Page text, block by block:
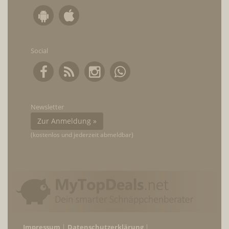
Social
Newsletter
Zur Anmeldung »
(kostenlos und jederzeit abmeldbar)
Impressum Datenschutzerklärung